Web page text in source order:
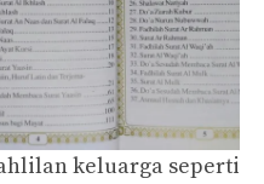
keluarga seperti